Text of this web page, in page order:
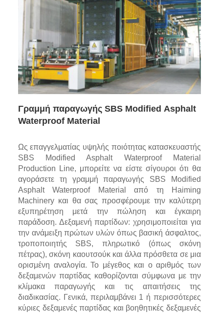
Γραμμή παραγωγής SBS Modified Asphalt
Waterproof Material
Ως επαγγελματίας υψηλής ποιότητας κατασκευαστής
SBS Modified Asphalt Waterproof Material
Production Line, μπορείτε να είστε σίγουροι ότι θα
αγοράσετε τη γραμμή παραγωγής SBS Modified
Asphalt Waterproof Material από τη Haiming
Machinery και θα σας προσφέρουμε την καλύτερη
εξυπηρέτηση μετά την πώληση και έγκαιρη
παράδοση. Δεξαμενή παρτίδων: χρησιμοποιείται για
την ανάμειξη πρώτων υλών όπως βασική άσφαλτος,
τροποποιητής SBS, πληρωτικό (όπως σκόνη
πέτρας), σκόνη καουτσούκ και άλλα πρόσθετα σε μια
ορισμένη αναλογία. Το μέγεθος και ο αριθμός των
δεξαμενών παρτίδας καθορίζονται σύμφωνα με την
κλίμακα παραγωγής και τις απαιτήσεις της
διαδικασίας. Γενικά, περιλαμβάνει 1 ή περισσότερες
κύριες δεξαμενές παρτίδας και βοηθητικές δεξαμενές